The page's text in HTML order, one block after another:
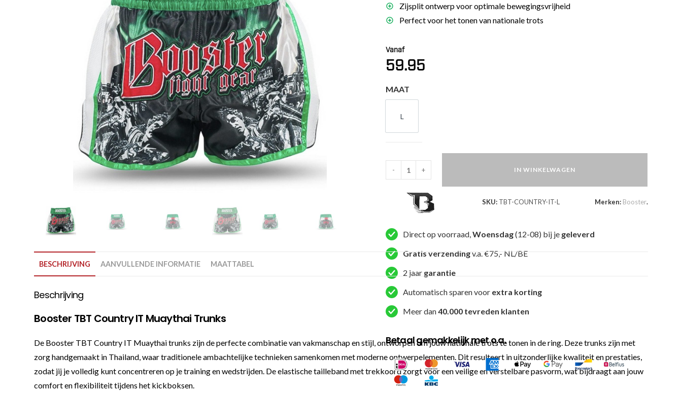
Brazilian Jiu jitsu
Voor dames
Zakhandschoenen
Trainingsartikelen
Bokszak
Bevestigingsmateriaal
bokszak
Bokspoppen
Stoot- en trapkussens
Stootkussens en pads
Zijsplit ontwerp voor optimale bewegingsvrijheid
Perfect voor het tonen van nationale trots
Vanaf
59.95
MAAT
L
L
Booster
Trunks
(TBT
COUNTRY
aantal
- + IN WINKELWAGEN
SKU: TBT-COUNTRY-IT-L Merken: Booster.
Direct op voorraad,Woensdag(12-08) bij je geleverd
Gratis verzendingv.a. €75,- NL/BE
2 jaar garantie
Automatisch sparen voor extra korting
Meer dan40.000 tevreden klanten
Betaal gemakkelijk met o.a.
BESCHRIJVING AANVULLENDE INFORMATIE MAATTABEL
Beschrijving
Booster TBT Country IT Muaythai Trunks
De Booster TBT Country IT Muaythai trunks zijn de perfecte combinatie van vakmanschap en stijl, ontworpen om jouw nationale trots te tonen in de ring. Deze trunks zijn met
zorg handgemaakt in Thailand, waar traditionele ambachtelijke technieken samenkomen met moderne ontwerpelementen. Dit resulteert in uitzonderlijke kwaliteit en prestaties,
zodat jij je volledig kunt concentreren op je training en wedstrijden. De elastische tailleband met trekkoord zorgt voor een veilige en verstelbare pasvorm, wat bijdraagt aan jouw
comfort en flexibiliteit tijdens het kickboksen.